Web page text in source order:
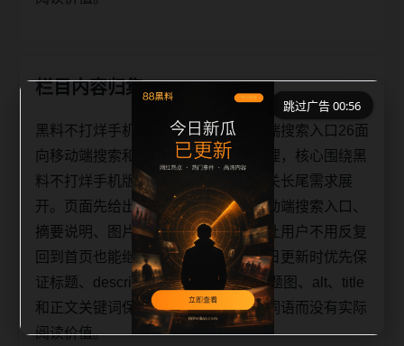
栏目内容归集
黑料不打烊手机版入口明星黑料移动端搜索入口26面
向移动端搜索和站内连续阅读场景整理，核心围绕黑
料不打烊手机版入口、明星黑料和相关长尾需求展
开。页面先给出清晰主题，再补充移动端搜索入口、
摘要说明、图片语义和可点击入口，让用户不用反复
回到首页也能继续浏览同类内容。每日更新时优先保
证标题、description、canonical、主题图、alt、title
和正文关键词保持一致，避免只替换词语而没有实际
阅读价值。
跳过广告 00:56